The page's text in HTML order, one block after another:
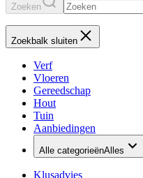
Zoeken
Zoekbalk sluiten
Verf
Vloeren
Gereedschap
Hout
Tuin
Aanbiedingen
Alle categorieënAlles
Klusadvies